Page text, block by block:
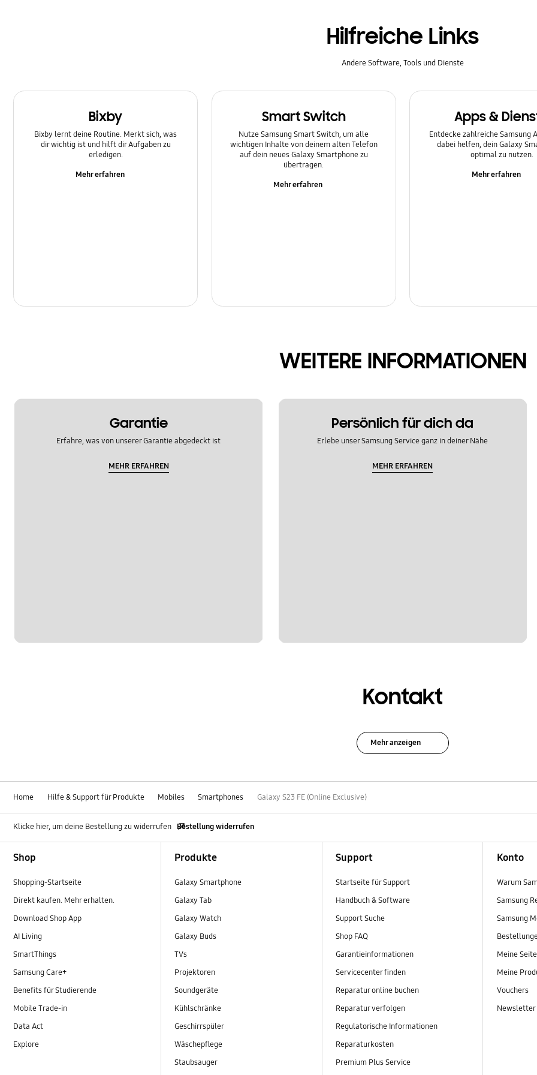
Software-Upgrade
Hilfreiche Links
Andere Software, Tools und Dienste
Bixby
Bixby lernt deine Routine. Merkt sich, was
dir wichtig ist und hilft dir Aufgaben zu
erledigen.
Mehr erfahren
Smart Switch
Nutze Samsung Smart Switch, um alle
wichtigen Inhalte von deinem alten Telefon
auf dein neues Galaxy Smartphone zu
übertragen.
Mehr erfahren
Apps &
Entdecke zahlreiche Samsung
dabei helfen, dein Galaxy
optimal zu nutzen.
Mehr erfahren
WEITERE INFORMATIONEN
Garantie
Erfahre, was von unserer Garantie abgedeckt ist
MEHR ERFAHREN
Persönlich für dich da
Erlebe unser Samsung Service ganz in deiner Nähe
MEHR ERFAHREN
Kontakt
Mehr anzeigen
Home Hilfe & Support für Produkte Mobiles Smartphones Galaxy S23 FE (Online Exclusive)
Klicke hier, um deine Bestellung zu widerrufen Bestellung widerrufen
Shop
Shopping-Startseite
Direkt kaufen. Mehr erhalten.
Download Shop App
AI Living
SmartThings
Samsung Care+
Benefits für Studierende
Mobile Trade-in
Data Act
Explore
Produkte
Galaxy Smartphone
Galaxy Tab
Galaxy Watch
Galaxy Buds
TVs
Projektoren
Soundgeräte
Kühlschränke
Geschirrspüler
Wäschepflege
Staubsauger
Support
Startseite für Support
Handbuch & Software
Support Suche
Shop FAQ
Garantieinformationen
Servicecenter finden
Reparatur online buchen
Reparatur verfolgen
Regulatorische Informationen
Reparaturkosten
Premium Plus Service
Konto
Warum
Samsung
Samsung
Meine Seite
Meine
Vouchers
Newsletter